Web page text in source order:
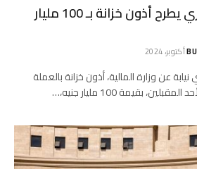
البنك المركزي المصري يطرح أذون خزانة بـ 100 مليار
عن وزارة المالية، أذون خزانة بالعملة
بقيمة 100 مليار جنيه،…